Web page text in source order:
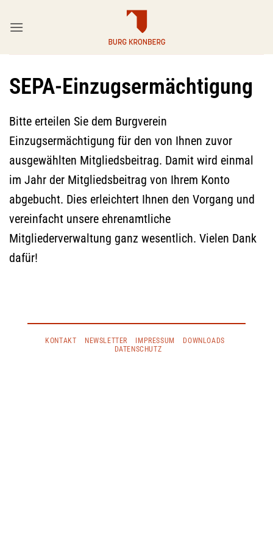
Inhalt
SEPA-Einzugsermächtigung
Bitte erteilen Sie dem Burgverein
Einzugsermächtigung für den von Ihnen zuvor
ausgewählten Mitgliedsbeitrag. Damit wird einmal
im Jahr der Mitgliedsbeitrag von Ihrem Konto
abgebucht. Dies erleichtert Ihnen den Vorgang und
vereinfacht unsere ehrenamtliche
Mitgliederverwaltung ganz wesentlich. Vielen Dank
dafür!
KONTAKT NEWSLETTER IMPRESSUM
DOWNLOADS
DATENSCHUTZ